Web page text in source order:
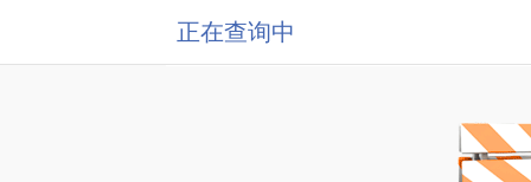
正在查询中